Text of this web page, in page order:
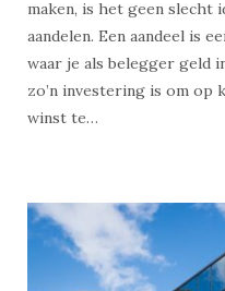
maken, is het geen slecht
aandelen. Een aandeel is
waar je als belegger geld
zo’n investering is om
winst te…